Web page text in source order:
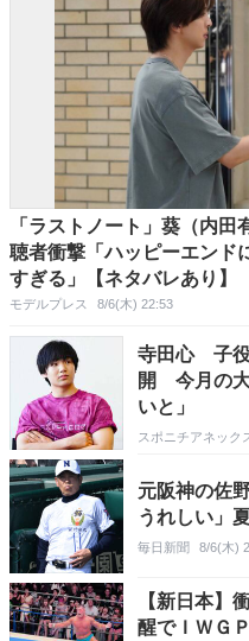
「ラストノート」葵（内
聴者衝撃「ハッピーエンド
すぎる」【ネタバレあり】
モデルプレス 8/6(木) 22:53
寺田心 子役
開 今月の大
いと」
スポニチアネック
元阪神の佐
うれしい」
毎日新聞 8/6(木)
【新日本】
醒でＩＷＧ